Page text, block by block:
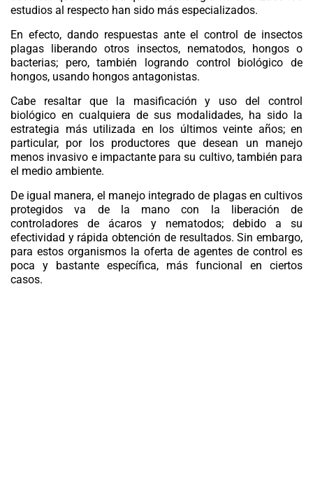
estudios al respecto han sido más especializados.
En efecto, dando respuestas ante el control de insectos
plagas liberando otros insectos, nematodos, hongos o
bacterias; pero, también logrando control biológico de
hongos, usando hongos antagonistas.
Cabe resaltar que la masificación y uso del control
biológico en cualquiera de sus modalidades, ha sido la
estrategia más utilizada en los últimos veinte años; en
particular, por los productores que desean un manejo
menos invasivo e impactante para su cultivo, también para
el medio ambiente.
De igual manera, el manejo integrado de plagas en cultivos
protegidos va de la mano con la liberación de
controladores de ácaros y nematodos; debido a su
efectividad y rápida obtención de resultados. Sin embargo,
para estos organismos la oferta de agentes de control es
poca y bastante específica, más funcional en ciertos
casos.